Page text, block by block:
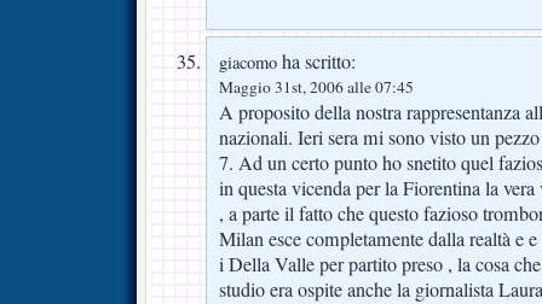
giacomo ha scritto:
Maggio 31st, 2006 alle 07:45
A proposito della nostra rappresentanza
nazionali. Ieri sera mi sono visto un
7. Ad un certo punto ho snetito quel
in questa vicenda per la Fiorentina la
, a parte il fatto che questo fazioso
Milan esce completamente dalla realtà e
i Della Valle per partito preso , la cosa
studio era ospite anche la giornalista